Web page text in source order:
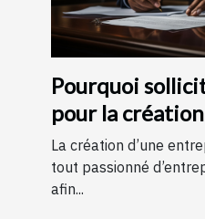
Pourquoi
pour la
entreprise ?
La création d’une
tout passionné
afin...